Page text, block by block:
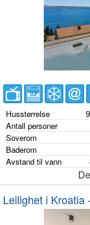
Husstørrelse
Antall personer
Soverom
Baderom
Avstand til vann
Leilighet i Kroatia